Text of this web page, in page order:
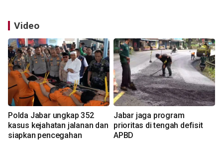
Video
Polda Jabar ungkap 352
kasus kejahatan jalanan dan
siapkan pencegahan
Jabar jaga program
prioritas di tengah defisit
APBD